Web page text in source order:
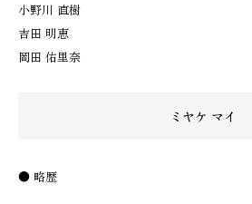
小野川 直樹
吉田 明恵
岡田 佑里奈
ミヤケ マイ
● 略歴